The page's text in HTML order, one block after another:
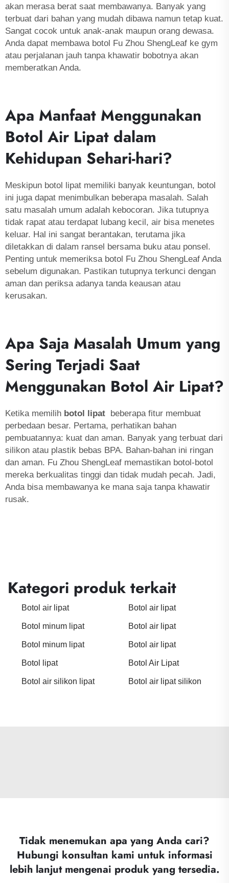
akan merasa berat saat membawanya. Banyak yang
terbuat dari bahan yang mudah dibawa namun tetap kuat.
Sangat cocok untuk anak-anak maupun orang dewasa.
Anda dapat membawa botol Fu Zhou ShengLeaf ke gym
atau perjalanan jauh tanpa khawatir bobotnya akan
memberatkan Anda.
Apa Manfaat Menggunakan
Botol Air Lipat dalam
Kehidupan Sehari-hari?
Meskipun botol lipat memiliki banyak keuntungan, botol
ini juga dapat menimbulkan beberapa masalah. Salah
satu masalah umum adalah kebocoran. Jika tutupnya
tidak rapat atau terdapat lubang kecil, air bisa menetes
keluar. Hal ini sangat berantakan, terutama jika
diletakkan di dalam ransel bersama buku atau ponsel.
Penting untuk memeriksa botol Fu Zhou ShengLeaf Anda
sebelum digunakan. Pastikan tutupnya terkunci dengan
aman dan periksa adanya tanda keausan atau
kerusakan.
Apa Saja Masalah Umum yang
Sering Terjadi Saat
Menggunakan Botol Air Lipat?
Ketika memilih botol lipat beberapa fitur membuat
perbedaan besar. Pertama, perhatikan bahan
pembuatannya: kuat dan aman. Banyak yang terbuat dari
silikon atau plastik bebas BPA. Bahan-bahan ini ringan
dan aman. Fu Zhou ShengLeaf memastikan botol-botol
mereka berkualitas tinggi dan tidak mudah pecah. Jadi,
Anda bisa membawanya ke mana saja tanpa khawatir
rusak.
Kategori produk terkait
Botol air lipat Botol air lipat
Botol minum lipat Botol air lipat
Botol minum lipat Botol air lipat
Botol lipat Botol Air Lipat
Botol air silikon lipat Botol air lipat silikon
Tidak menemukan apa yang Anda cari?
Hubungi konsultan kami untuk informasi
lebih lanjut mengenai produk yang tersedia.